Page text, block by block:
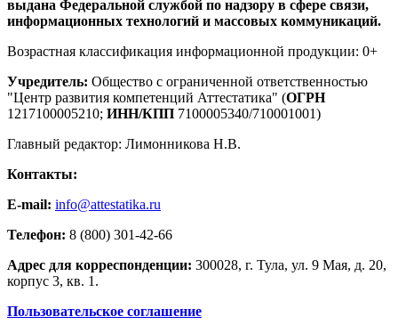
выдана Федеральной службой по надзору в сфере связи,
информационных технологий и массовых коммуникаций.
Возрастная классификация информационной продукции: 0+
Учредитель: Общество с ограниченной ответственностью
"Центр развития компетенций Аттестатика" (ОГРН
1217100005210; ИНН/КПП 7100005340/710001001)
Главный редактор: Лимонникова Н.В.
Контакты:
E-mail: info@attestatika.ru
Телефон: 8 (800) 301-42-66
Адрес для корреспонденции: 300028, г. Тула, ул. 9 Мая, д. 20,
корпус 3, кв. 1.
Пользовательское соглашение